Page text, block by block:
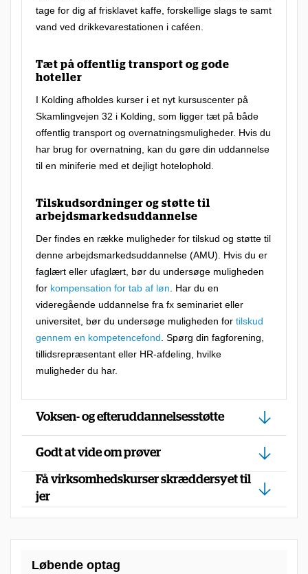
tage for dig af frisklavet kaffe, forskellige slags te samt
vand ved drikkevarestationen i caféen.
Tæt på offentlig transport og gode
hoteller
I Kolding afholdes kurser i et nyt kursuscenter på
Skamlingvejen 32 i Kolding, som ligger tæt på både
offentlig transport og overnatningsmuligheder. Hvis du
har brug for overnatning, kan du gøre din uddannelse
til en miniferie med et dejligt hotelophold.
Tilskudsordninger og støtte til
arbejdsmarkedsuddannelse
Der findes en række muligheder for tilskud og støtte til
denne arbejdsmarkedsuddannelse (AMU). Hvis du er
faglært eller ufaglært, bør du undersøge muligheden
for kompensation for tab af løn . Har du en
videregående uddannelse fra fx seminariet eller
universitet, bør du undersøge muligheden for tilskud
gennem en kompetencefond . Spørg din fagforening,
tillidsrepræsentant eller HR-afdeling, hvilke
muligheder du har.
Voksen- og efteruddannelsesstøtte
Godt at vide om prøver
Få virksomhedskurser skræddersyet til
jer
Løbende optag